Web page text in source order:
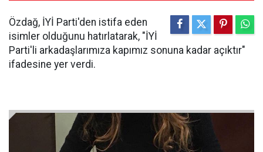
Özdağ, İYİ Parti'den istifa eden
isimler olduğunu hatırlatarak, "İYİ
Parti'li arkadaşlarımıza kapımız sonuna kadar açıktır"
ifadesine yer verdi.